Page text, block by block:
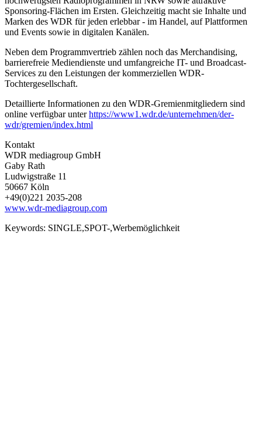
Sponsoring-Flächen im Ersten. Gleichzeitig macht sie Inhalte und
Marken des WDR für jeden erlebbar - im Handel, auf Plattformen
und Events sowie in digitalen Kanälen.
Neben dem Programmvertrieb zählen noch das Merchandising,
barrierefreie Mediendienste und umfangreiche IT- und Broadcast-
Services zu den Leistungen der kommerziellen WDR-
Tochtergesellschaft.
Detaillierte Informationen zu den WDR-Gremienmitgliedern sind
online verfügbar unterhttps://www1.wdr.de/unternehmen/der-
wdr/gremien/index.html
Kontakt
WDR mediagroup GmbH
Gaby Rath
Ludwigstraße 11
50667 Köln
+49(0)221 2035-208
www.wdr-mediagroup.com
Keywords: SINGLE,SPOT-,Werbemöglichkeit